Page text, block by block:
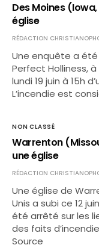
Des Moines
église
RÉDACTION
Une enquête a été
Perfect Holliness, à
lundi 19 juin à 15h
L’incendie est
NON CLASSÉ
Warrenton
une église
RÉDACTION
Une église de
Unis a subi ce 12
été arrêté sur les
des faits
Source